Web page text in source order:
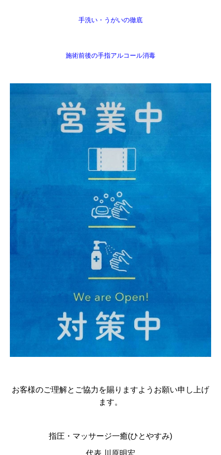
手洗い・うがいの徹底
施術前後の手指アルコール消毒
お客様のご理解とご協力を賜りますようお願い申し上げ
ます。
指圧・マッサージ一癒(ひとやすみ)
代表 川原明宏